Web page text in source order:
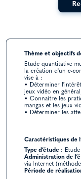
Thème et objectifs
Etude quantitative
la création d'un e-
vise à :
• Déterminer
jeux vidéo en
• Connaitre les
mangas et les jeux
• Déterminer les
Caractéristiques de
Type d’étude :
Administration de
via Internet
Période de